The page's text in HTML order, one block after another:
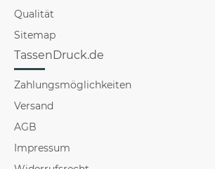
Qualität
Sitemap
TassenDruck.de
Zahlungsmöglichkeiten
Versand
AGB
Impressum